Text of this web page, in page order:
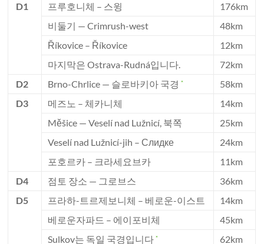
D1
프루호니체 – 스윙
176km
비둘기 — Crimrush-west
48km
Říkovice – Říkovice
12km
마지막은 Ostrava-Rudná입니다.
72km
D2
Brno-Chrlice — 슬로바키아 국경*
58km
D3
메즈노 – 체카니체
14km
Měšice — Veselí nad Lužnicí, 북쪽
25km
Veselí nad Lužnicí-jih – Слидке
24km
포호르카 – 크라세요브카
11km
D4
점토 장소 — 그로브스
36km
D5
프라하-트르제보니체 – 베로운-이스트
14km
베로운자파드 – 에이포비체
45km
Sulkov는 독일 국경입니다*
62km